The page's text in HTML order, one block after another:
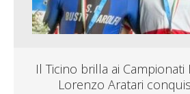
Il Ticino brilla ai Campionati
Lorenzo Aratari